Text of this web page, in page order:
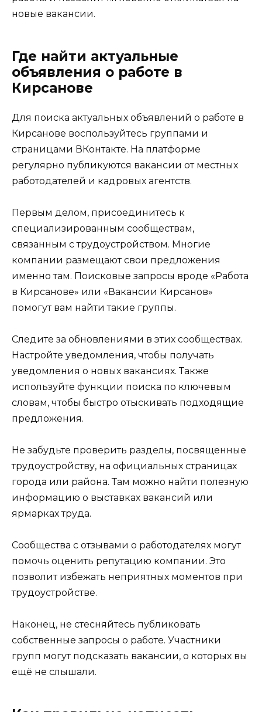
новые вакансии.
Где найти актуальные
объявления о работе в
Кирсанове
Для поиска актуальных объявлений о работе в
Кирсанове воспользуйтесь группами и
страницами ВКонтакте. На платформе
регулярно публикуются вакансии от местных
работодателей и кадровых агентств.
Первым делом, присоединитесь к
специализированным сообществам,
связанным с трудоустройством. Многие
компании размещают свои предложения
именно там. Поисковые запросы вроде «Работа
в Кирсанове» или «Вакансии Кирсанов»
помогут вам найти такие группы.
Следите за обновлениями в этих сообществах.
Настройте уведомления, чтобы получать
уведомления о новых вакансиях. Также
используйте функции поиска по ключевым
словам, чтобы быстро отыскивать подходящие
предложения.
Не забудьте проверить разделы, посвященные
трудоустройству, на официальных страницах
города или района. Там можно найти полезную
информацию о выставках вакансий или
ярмарках труда.
Сообщества с отзывами о работодателях могут
помочь оценить репутацию компании. Это
позволит избежать неприятных моментов при
трудоустройстве.
Наконец, не стесняйтесь публиковать
собственные запросы о работе. Участники
групп могут подсказать вакансии, о которых вы
ещё не слышали.